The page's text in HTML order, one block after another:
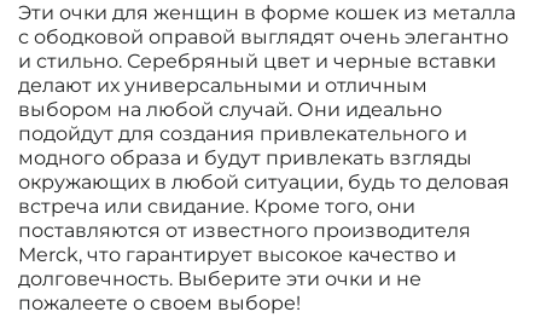
Эти очки для женщин в форме кошек из металла
с ободковой оправой выглядят очень элегантно
и стильно. Серебряный цвет и черные вставки
делают их универсальными и отличным
выбором на любой случай. Они идеально
подойдут для создания привлекательного и
модного образа и будут привлекать взгляды
окружающих в любой ситуации, будь то деловая
встреча или свидание. Кроме того, они
поставляются от известного производителя
Merck, что гарантирует высокое качество и
долговечность. Выберите эти очки и не
пожалеете о своем выборе!